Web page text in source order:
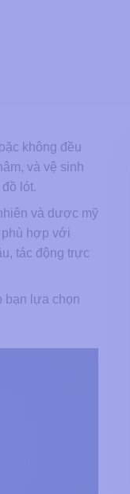
không đều
và vệ sinh
lót.
và dược mỹ
hợp với
tác động trực
bạn lựa chọn